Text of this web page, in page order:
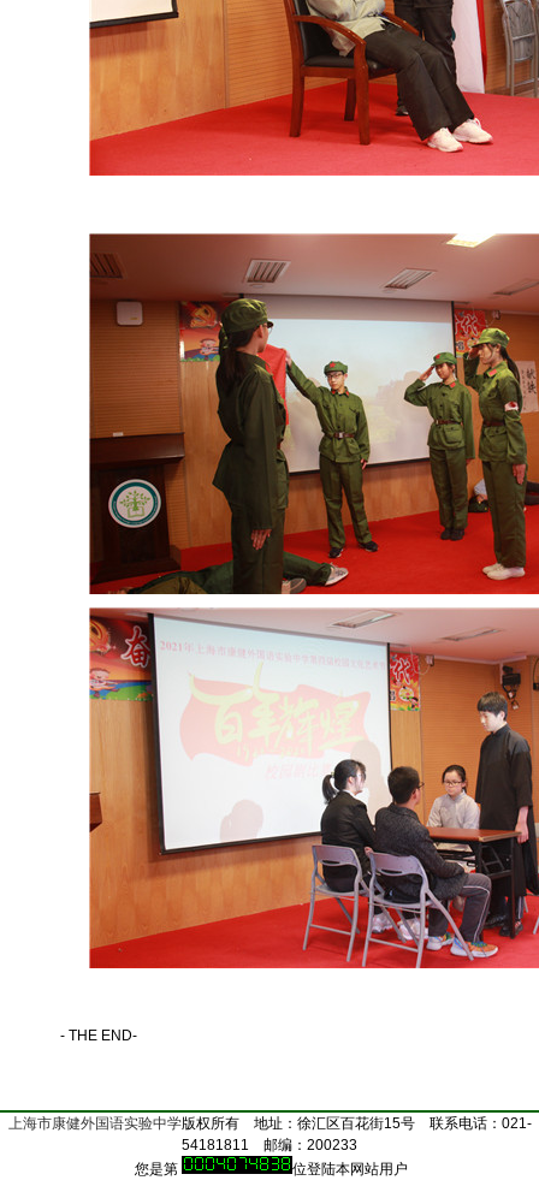
- THE END-
上海市康健外国语实验中学版权所有 地址：徐汇区百花街15号 联系电话：021-
54181811 邮编：200233
您是第
位登陆本网站用户